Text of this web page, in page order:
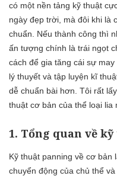
có một nền tảng kỹ thuật
ngày đẹp trời, mà đôi khi là
chuẩn. Nếu thành công thì
ấn tượng chính là trái ngọt
cách để gia tăng cái sự
lý thuyết và tập luyện kĩ
dễ chuẩn bài hơn. Tôi rất
thuật cơ bản của thể loại lia
1. Tổng quan về
Kỹ thuật panning về cơ bản
chuyển động của chủ thể